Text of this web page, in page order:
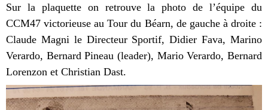
Sur la plaquette on retrouve la photo de l’équipe du
CCM47 victorieuse au Tour du Béarn, de gauche à droite :
Claude Magni le Directeur Sportif, Didier Fava, Marino
Verardo, Bernard Pineau (leader), Mario Verardo, Bernard
Lorenzon et Christian Dast.